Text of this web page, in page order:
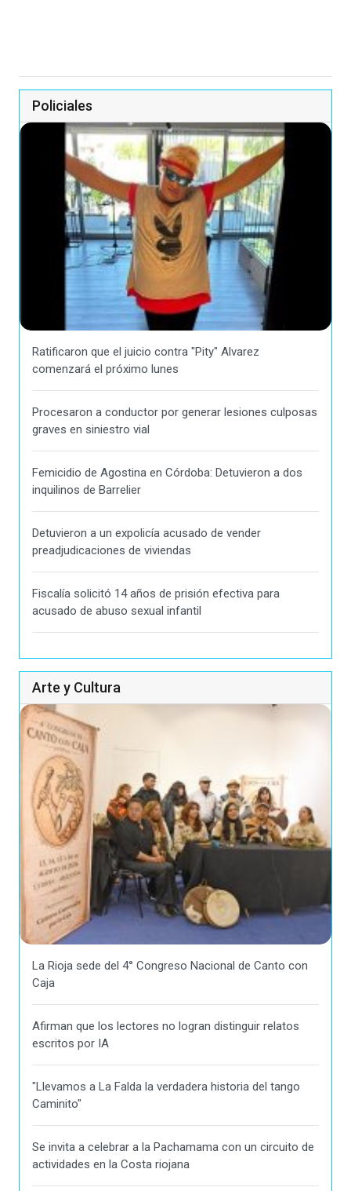
Policiales
Ratificaron que el juicio contra "Pity" Alvarez
comenzará el próximo lunes
Procesaron a conductor por generar lesiones culposas
graves en siniestro vial
Femicidio de Agostina en Córdoba: Detuvieron a dos
inquilinos de Barrelier
Detuvieron a un expolicía acusado de vender
preadjudicaciones de viviendas
Fiscalía solicitó 14 años de prisión efectiva para
acusado de abuso sexual infantil
Arte y Cultura
La Rioja sede del 4° Congreso Nacional de Canto con
Caja
Afirman que los lectores no logran distinguir relatos
escritos por IA
"Llevamos a La Falda la verdadera historia del tango
Caminito"
Se invita a celebrar a la Pachamama con un circuito de
actividades en la Costa riojana